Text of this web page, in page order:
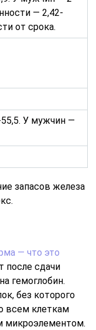
— 2,42-
от срока.
У мужчин —
запасов железа
— что это
после сдачи
гемоглобин.
без которого
всем клеткам
микроэлементом.